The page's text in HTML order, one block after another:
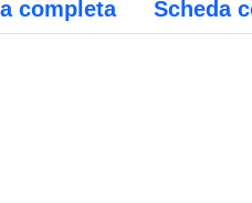
completa Scheda